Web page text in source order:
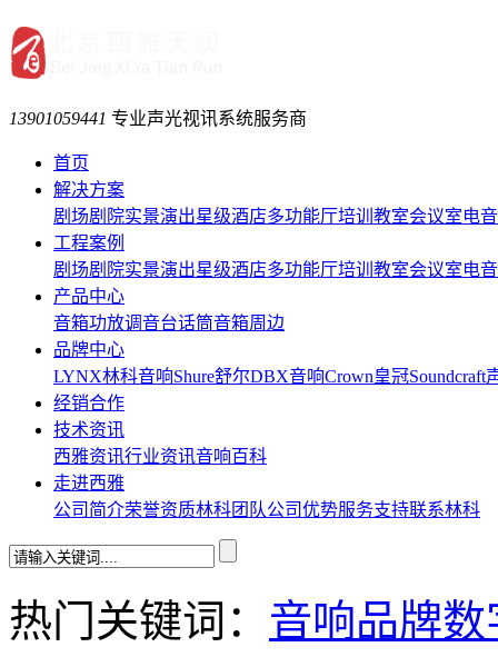
13901059441 专业声光视讯系统服务商
首页
解决方案
剧场剧院实景演出星级酒店多功能厅培训教室会议室电
工程案例
剧场剧院实景演出星级酒店多功能厅培训教室会议室电
产品中心
音箱功放调音台话筒音箱周边
品牌中心
LYNX林科音响Shure舒尔DBX音响Crown皇冠Soundcraft
经销合作
技术资讯
西雅资讯行业资讯音响百科
走进西雅
公司简介荣誉资质林科团队公司优势服务支持联系林科
热门关键词： 音响品牌数